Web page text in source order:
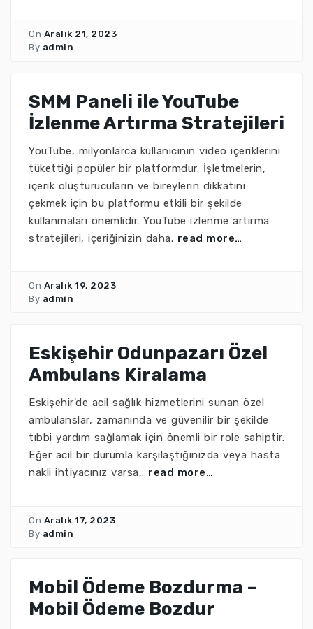
On Aralık 21, 2023
By admin
SMM Paneli ile YouTube
İzlenme Artırma Stratejileri
YouTube, milyonlarca kullanıcının video içeriklerini
tükettiği popüler bir platformdur. İşletmelerin,
içerik oluşturucuların ve bireylerin dikkatini
çekmek için bu platformu etkili bir şekilde
kullanmaları önemlidir. YouTube izlenme artırma
stratejileri, içeriğinizin daha. read more…
On Aralık 19, 2023
By admin
Eskişehir Odunpazarı Özel
Ambulans Kiralama
Eskişehir'de acil sağlık hizmetlerini sunan özel
ambulanslar, zamanında ve güvenilir bir şekilde
tıbbi yardım sağlamak için önemli bir role sahiptir.
Eğer acil bir durumla karşılaştığınızda veya hasta
nakli ihtiyacınız varsa,. read more…
On Aralık 17, 2023
By admin
Mobil Ödeme Bozdurma –
Mobil Ödeme Bozdur